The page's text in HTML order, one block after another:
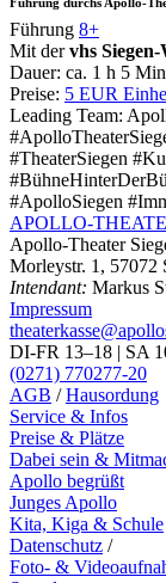
Führung 8+
Mit dervhs
Dauer: ca. 1 h 5
Preise: 5 EUR
Leading Team:
#TheaterSiegen
#ApolloSiegen
APOLLO-
Apollo-Theater
Morleystr. 1, 57072
Intendant: Markus
Impressum
DI-FR 13–18 | SA
(0271) 770277-20
AGB /Hausordung
Service & Infos
Preise & Plätze
Dabei sein &
Apollo begrüßt
Junges Apollo
Kita, Kiga & Schule
Datenschutz /
Foto- &